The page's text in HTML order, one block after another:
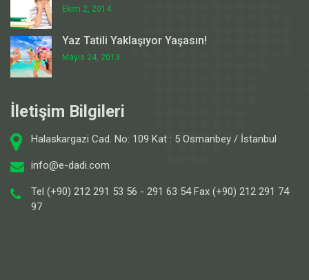
Ekim 2, 2014
Yaz Tatili Yaklaşıyor Yaşasın!
Mayıs 24, 2013
İletişim Bilgileri
Halaskargazi Cad. No: 109 Kat : 5 Osmanbey / İstanbul
info@e-dadi.com
Tel (+90) 212 291 53 56 - 291 63 54 Fax (+90) 212 291 74
97